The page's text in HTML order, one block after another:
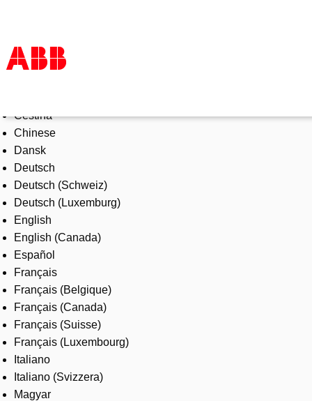
Products & Solutions
Industries
Services
About us
Where to buy
Contact us
Careers
Čeština
Chinese
Dansk
Deutsch
Deutsch (Schweiz)
Deutsch (Luxemburg)
English
English (Canada)
Español
Français
Français (Belgique)
Français (Canada)
Français (Suisse)
Français (Luxembourg)
Italiano
Italiano (Svizzera)
Magyar